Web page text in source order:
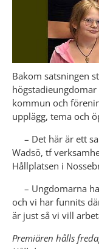
Bakom satsningen
kommun och
upplägg, tema och
– Det här är ett
Wadsö, tf
Hållplatsen i
– Ungdomarna
och vi har funnits
är just så vi vill
Premiären hålls